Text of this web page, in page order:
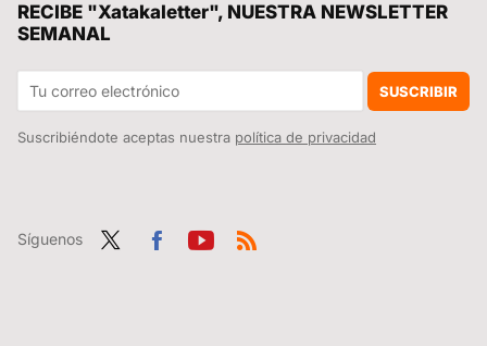
Si se te rompe tu móvil Xiaomi y quieres evitar que te tanguen con la reparación, ten a mano estos precios oficiales siempre
RECIBE "Xatakaletter", NUESTRA NEWSLETTER
SEMANAL
SUSCRIBIR
Suscribiéndote aceptas nuestra política de privacidad
Síguenos